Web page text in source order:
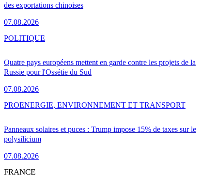
des exportations chinoises
07.08.2026
Quatre pays européens mettent en garde contre les projets de la
Russie pour l'Ossétie du Sud
07.08.2026
POLITIQUE
Panneaux solaires et puces : Trump impose 15% de taxes sur le
polysilicium
07.08.2026
PROENERGIE, ENVIRONNEMENT ET TRANSPORT
FRANCE